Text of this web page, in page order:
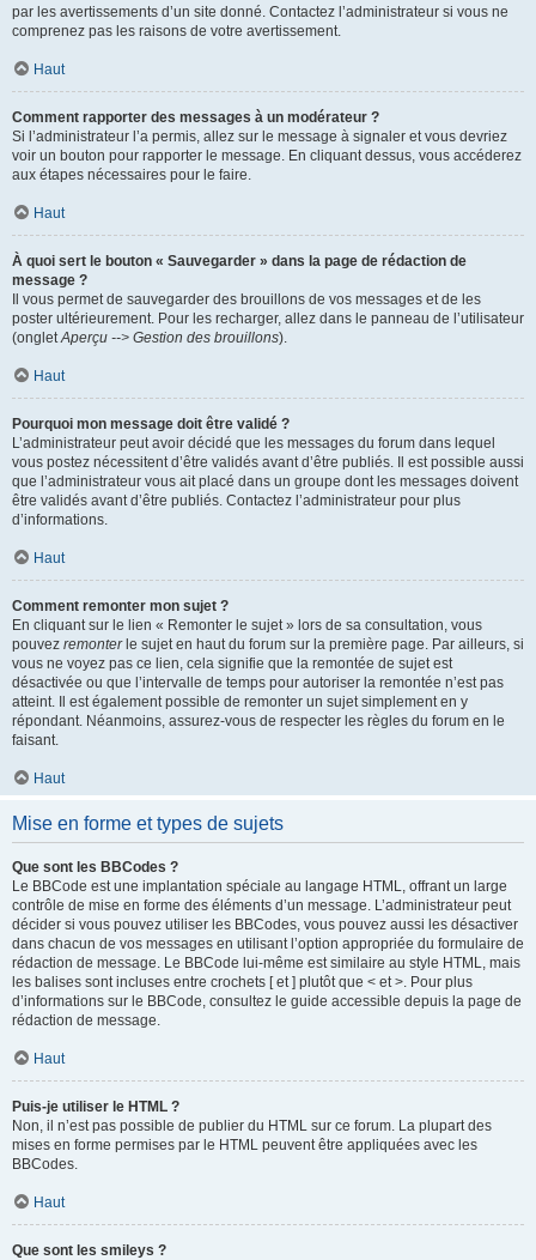
par les avertissements d’un site donné. Contactez l’administrateur si vous ne
comprenez pas les raisons de votre avertissement.
Haut
Comment rapporter des messages à un modérateur ?
Si l’administrateur l’a permis, allez sur le message à signaler et vous devriez
voir un bouton pour rapporter le message. En cliquant dessus, vous accéderez
aux étapes nécessaires pour le faire.
Haut
À quoi sert le bouton « Sauvegarder » dans la page de rédaction de
message ?
Il vous permet de sauvegarder des brouillons de vos messages et de les
poster ultérieurement. Pour les recharger, allez dans le panneau de l’utilisateur
(ongletAperçu --> Gestion des brouillons).
Haut
Pourquoi mon message doit être validé ?
L’administrateur peut avoir décidé que les messages du forum dans lequel
vous postez nécessitent d’être validés avant d’être publiés. Il est possible aussi
que l’administrateur vous ait placé dans un groupe dont les messages doivent
être validés avant d’être publiés. Contactez l’administrateur pour plus
d’informations.
Haut
Comment remonter mon sujet ?
En cliquant sur le lien « Remonter le sujet » lors de sa consultation, vous
pouvez remonterle sujet en haut du forum sur la première page. Par ailleurs, si
vous ne voyez pas ce lien, cela signifie que la remontée de sujet est
désactivée ou que l’intervalle de temps pour autoriser la remontée n’est pas
atteint. Il est également possible de remonter un sujet simplement en y
répondant. Néanmoins, assurez-vous de respecter les règles du forum en le
faisant.
Haut
Mise en forme et types de sujets
Que sont les BBCodes ?
Le BBCode est une implantation spéciale au langage HTML, offrant un large
contrôle de mise en forme des éléments d’un message. L’administrateur peut
décider si vous pouvez utiliser les BBCodes, vous pouvez aussi les désactiver
dans chacun de vos messages en utilisant l’option appropriée du formulaire de
rédaction de message. Le BBCode lui-même est similaire au style HTML, mais
les balises sont incluses entre crochets [ et ] plutôt que < et >. Pour plus
d’informations sur le BBCode, consultez le guide accessible depuis la page de
rédaction de message.
Haut
Puis-je utiliser le HTML ?
Non, il n’est pas possible de publier du HTML sur ce forum. La plupart des
mises en forme permises par le HTML peuvent être appliquées avec les
BBCodes.
Haut
Que sont les smileys ?